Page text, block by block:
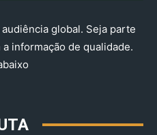
global. Seja parte
informação de qualidade.